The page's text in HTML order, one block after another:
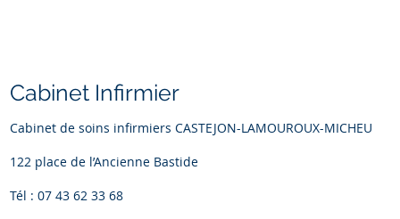
Cabinet Infirmier
Cabinet de soins infirmiers CASTEJON-LAMOUROUX-MICHEU
122 place de l’Ancienne Bastide
Tél : 07 43 62 33 68